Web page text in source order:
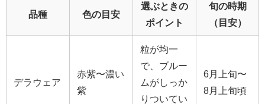
品種 色の目安
選ぶときの
ポイント
旬の時期
（目安）
デラウェア
赤紫〜濃い
紫
粒が均一
で、ブルー
ムがしっか
りついてい
6月上旬〜
8月上旬頃